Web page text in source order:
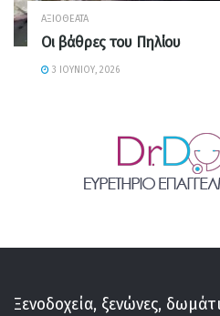
ΑΞΙΟΘΈΑΤΑ
Οι βάθρες του Πηλίου
3 ΙΟΥΝΊΟΥ, 2026
Ξενοδοχεία, ξενώνες,